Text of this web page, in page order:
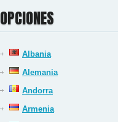
OPCIONES
Albania
Alemania
Andorra
Armenia